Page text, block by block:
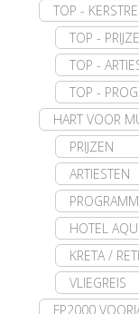
TOP -
TOP -
TOP -
TOP -
HART VOOR
PRIJZEN
ARTIESTEN
HOTEL
KRETA /
VLIEGREIS
FP2000